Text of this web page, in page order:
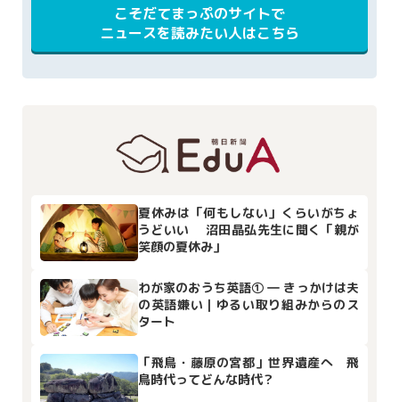
こそだてまっぷのサイトで
ニュースを読みたい人はこちら
夏休みは「何もしない」くらいがちょ
うどいい 沼田晶弘先生に聞く「親が
笑顔の夏休み」
わが家のおうち英語① ― きっかけは夫
の英語嫌い｜ゆるい取り組みからのス
タート
「飛鳥・藤原の宮都」世界遺産へ 飛
鳥時代ってどんな時代？